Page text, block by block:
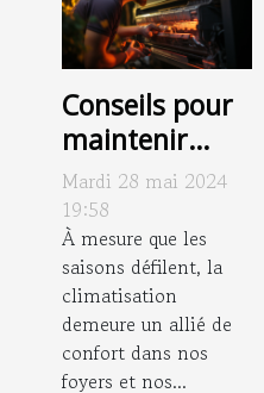
Conseils pour
maintenir
votre
climatisation
en bon état
toute l’année
Mardi 28 mai 2024
19:58
À mesure que les
saisons défilent, la
climatisation
demeure un allié de
confort dans nos
foyers et nos...